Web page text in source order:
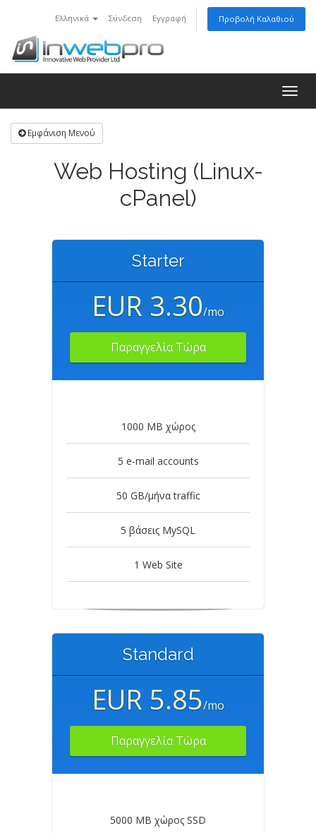
Ελληνικά Σύνδεση Εγγραφή Προβολή Καλαθιού
Εμφάνιση Μενού
Web Hosting (Linux-
cPanel)
Starter
EUR 3.30/mo
Παραγγελία Τώρα
1000 MB χώρος
5 e-mail accounts
50 GB/μήνα traffic
5 βάσεις MySQL
1 Web Site
Standard
EUR 5.85/mo
Παραγγελία Τώρα
5000 MB χώρος SSD